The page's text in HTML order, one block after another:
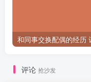
评论 抢沙发